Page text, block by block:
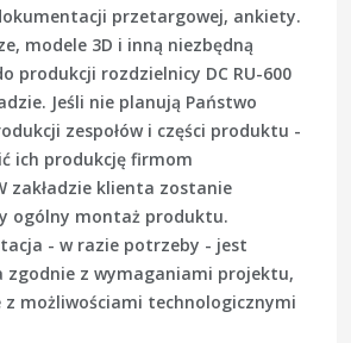
przetargowej, ankiety.
modele 3D i inną niezbędną
produkcji rozdzielnicy DC RU-600
Jeśli nie planują Państwo
zespołów i części produktu -
ich produkcję firmom
zakładzie klienta zostanie
ogólny montaż produktu.
- w razie potrzeby - jest
zgodnie z wymaganiami projektu,
z możliwościami technologicznymi